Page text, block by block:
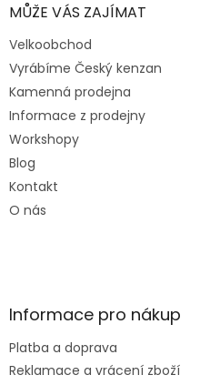
MŮŽE VÁS ZAJÍMAT
Velkoobchod
Vyrábíme Český kenzan
Kamenná prodejna
Informace z prodejny
Workshopy
Blog
Kontakt
O nás
Informace pro nákup
Platba a doprava
Reklamace a vrácení zboží